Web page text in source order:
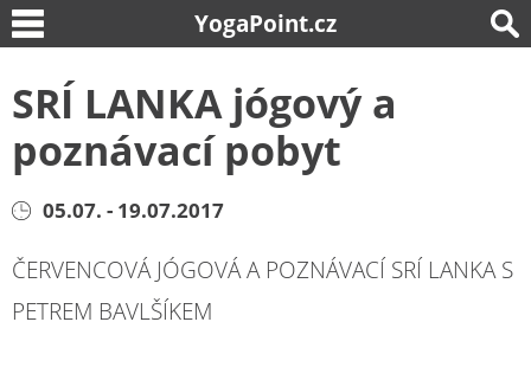
YogaPoint.cz
SRÍ LANKA jógový a
poznávací pobyt
05.07. - 19.07.2017
ČERVENCOVÁ JÓGOVÁ A POZNÁVACÍ SRÍ LANKA S
PETREM BAVLŠÍKEM